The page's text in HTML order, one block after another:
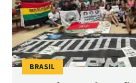
Roubo de
Alumínio